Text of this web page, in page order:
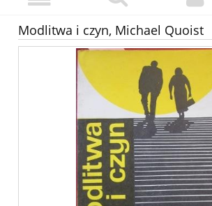
Modlitwa i czyn, Michael Quoist